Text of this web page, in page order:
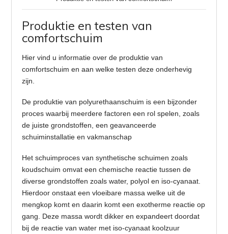
Produktie en testen van
comfortschuim
Hier vind u informatie over de produktie van
comfortschuim en aan welke testen deze onderhevig
zijn.
De produktie van polyurethaanschuim is een bijzonder
proces waarbij meerdere factoren een rol spelen, zoals
de juiste grondstoffen, een geavanceerde
schuiminstallatie en vakmanschap
Het schuimproces van synthetische schuimen zoals
koudschuim omvat een chemische reactie tussen de
diverse grondstoffen zoals water, polyol en iso-cyanaat.
Hierdoor onstaat een vloeibare massa welke uit de
mengkop komt en daarin komt een exotherme reactie op
gang. Deze massa wordt dikker en expandeert doordat
bij de reactie van water met iso-cyanaat koolzuur